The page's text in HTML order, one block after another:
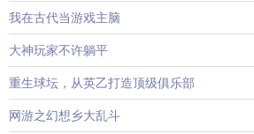
我在古代当游戏主脑
大神玩家不许躺平
重生球坛，从英乙打造顶级俱乐部
网游之幻想乡大乱斗